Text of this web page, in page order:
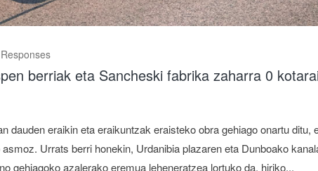
berriak eta Sancheski fabrika zaharra 0
dauden eraikin eta eraikuntzak eraisteko obra gehiago onartu ditu,
Urrats berri honekin, Urdanibia plazaren eta Dunboako
gehiagoko azalerako eremua leheneratzea lortuko da, hiriko...